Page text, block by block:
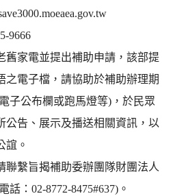
9666
舊家電並提出補助申請，該部提
之電子檔，請協助於補助辦理期
子公布欄或跑馬燈等)，於民眾
公告、展示及播送相關資訊，以
誼。
聯繫旨揭補助委辦團隊財團法人
：02-8772-8475#637)。